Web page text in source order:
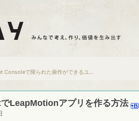
Consoleで限られた操作ができるユ...
LeapMotionアプリを作る方法